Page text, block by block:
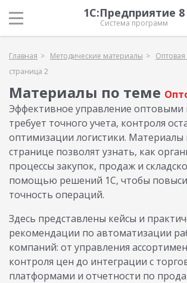
1С:Предприятие 8
Система программ
Главная Методические материалы
Оптовая
страница 2
Материалы по теме
Эффективное управление
требует точного учета, контроля
оптимизации логистики. Материалы
странице позволят узнать, как
процессы закупок, продаж и
помощью решений 1С, чтобы
точность операций.
Здесь представлены кейсы и
рекомендации по автоматизации
компаний: от управления
контроля цен до интеграции с
платформами и отчетности по